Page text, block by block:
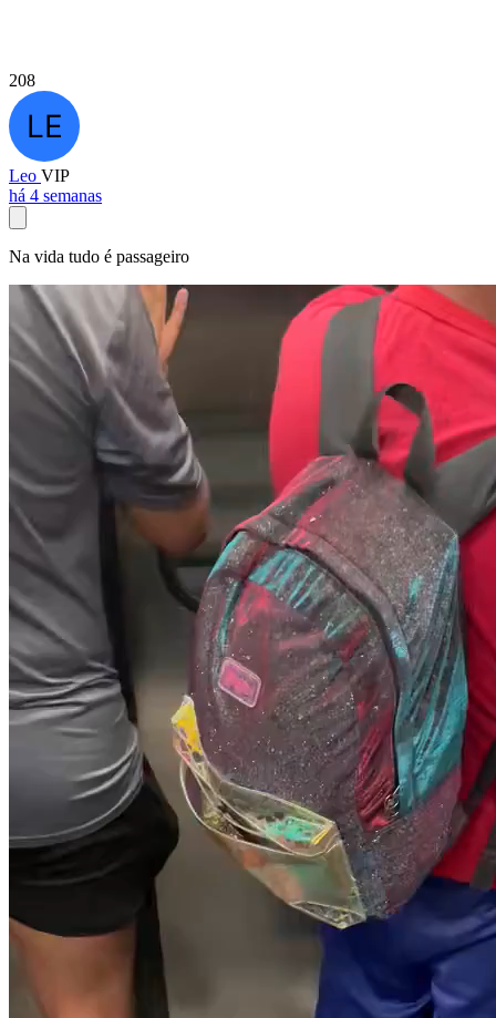
208
Leo VIP
há 4 semanas
Na vida tudo é passageiro